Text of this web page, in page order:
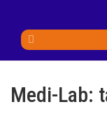
Medi-Lab: